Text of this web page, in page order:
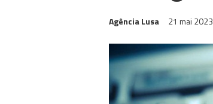
Agência Lusa 21 mai 2023